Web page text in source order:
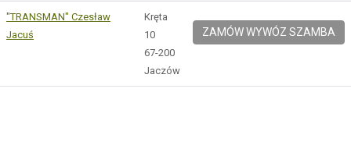
"TRANSMAN" Czesław
Jacuś
Kręta
10
67-200
Jaczów
ZAMÓW WYWÓZ SZAMBA